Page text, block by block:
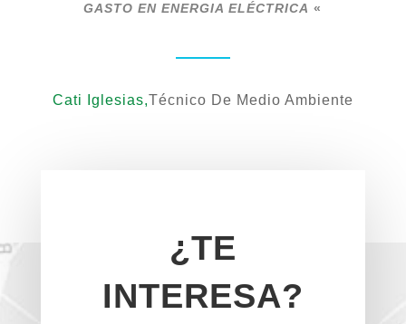
GASTO EN ENERGIA ELÉCTRICA«
Cati Iglesias,Técnico De Medio Ambiente
¿TE
INTERESA?